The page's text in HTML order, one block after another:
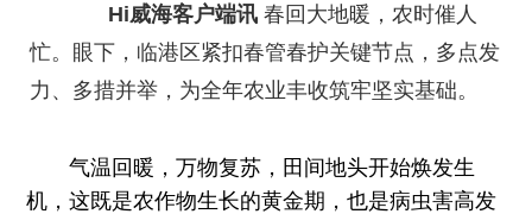
Hi威海客户端讯 春回大地暖，农时催人
忙。眼下，临港区紧扣春管春护关键节点，多点发
力、多措并举，为全年农业丰收筑牢坚实基础。
气温回暖，万物复苏，田间地头开始焕发生
机，这既是农作物生长的黄金期，也是病虫害高发